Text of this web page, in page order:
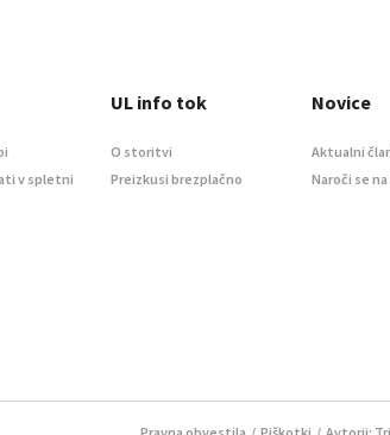
v spletni
UL info tok
O storitvi
Preizkusi brezplačno
Novice
Aktualni
Naroči se na